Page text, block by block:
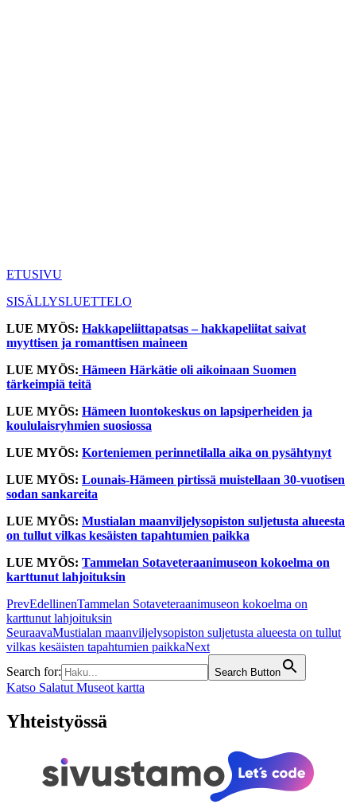
ETUSIVU
SISÄLLYSLUETTELO
LUE MYÖS: Hakkapeliittapatsas – hakkapeliitat saivat
myyttisen ja romanttisen maineen
LUE MYÖS: Hämeen Härkätie oli aikoinaan Suomen
tärkeimpiä teitä
LUE MYÖS: Hämeen luontokeskus on lapsiperheiden ja
koululaisryhmien suosiossa
LUE MYÖS: Korteniemen perinnetilalla aika on pysähtynyt
LUE MYÖS: Lounais-Hämeen pirtissä muistellaan 30-vuotisen
sodan sankareita
LUE MYÖS: Mustialan maanviljelysopiston suljetusta alueesta
on tullut vilkas kesäisten tapahtumien paikka
LUE MYÖS: Tammelan Sotaveteraanimuseon kokoelma on
karttunut lahjoituksin
PrevEdellinenTammelan Sotaveteraanimuseon kokoelma on
karttunut lahjoituksin
SeuraavaMustialan maanviljelysopiston suljetusta alueesta on tullut
vilkas kesäisten tapahtumien paikkaNext
Search for:
Search Button
Katso Salatut Museot kartta
Yhteistyössä